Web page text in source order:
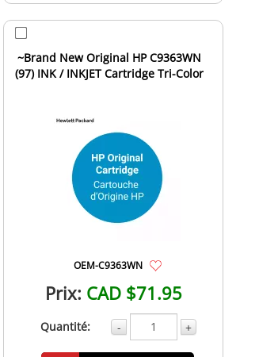
~Brand New Original HP C9363WN
(97) INK / INKJET Cartridge Tri-Color
OEM-C9363WN
Prix: CAD $71.95
Quantité: - +